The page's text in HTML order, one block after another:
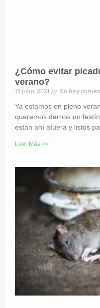
¿Cómo evitar
verano?
15 julio, 2021
No hay
Ya estamos en pleno
queremos darnos un
están ahí afuera y listos
Leer Más >>